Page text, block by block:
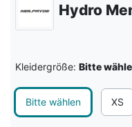
Hydro
Kleidergröße: Bitte
Bitte wählen XS